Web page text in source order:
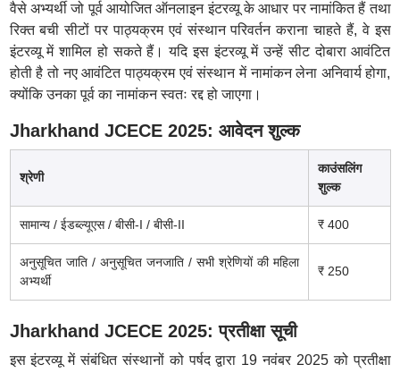
वैसे अभ्यर्थी जो पूर्व आयोजित ऑनलाइन इंटरव्यू के आधार पर नामांकित हैं तथा
रिक्त बची सीटों पर पाठ्यक्रम एवं संस्थान परिवर्तन कराना चाहते हैं, वे इस
इंटरव्यू में शामिल हो सकते हैं। यदि इस इंटरव्यू में उन्हें सीट दोबारा आवंटित
होती है तो नए आवंटित पाठ्यक्रम एवं संस्थान में नामांकन लेना अनिवार्य होगा,
क्योंकि उनका पूर्व का नामांकन स्वतः रद्द हो जाएगा।
Jharkhand JCECE 2025: आवेदन शुल्क
श्रेणी
काउंसलिंग
शुल्क
सामान्य / ईडब्ल्यूएस / बीसी-I / बीसी-II ₹ 400
अनुसूचित जाति / अनुसूचित जनजाति / सभी श्रेणियों की महिला
अभ्यर्थी
₹ 250
Jharkhand JCECE 2025: प्रतीक्षा सूची
इस इंटरव्यू में संबंधित संस्थानों को पर्षद द्वारा 19 नवंबर 2025 को प्रतीक्षा